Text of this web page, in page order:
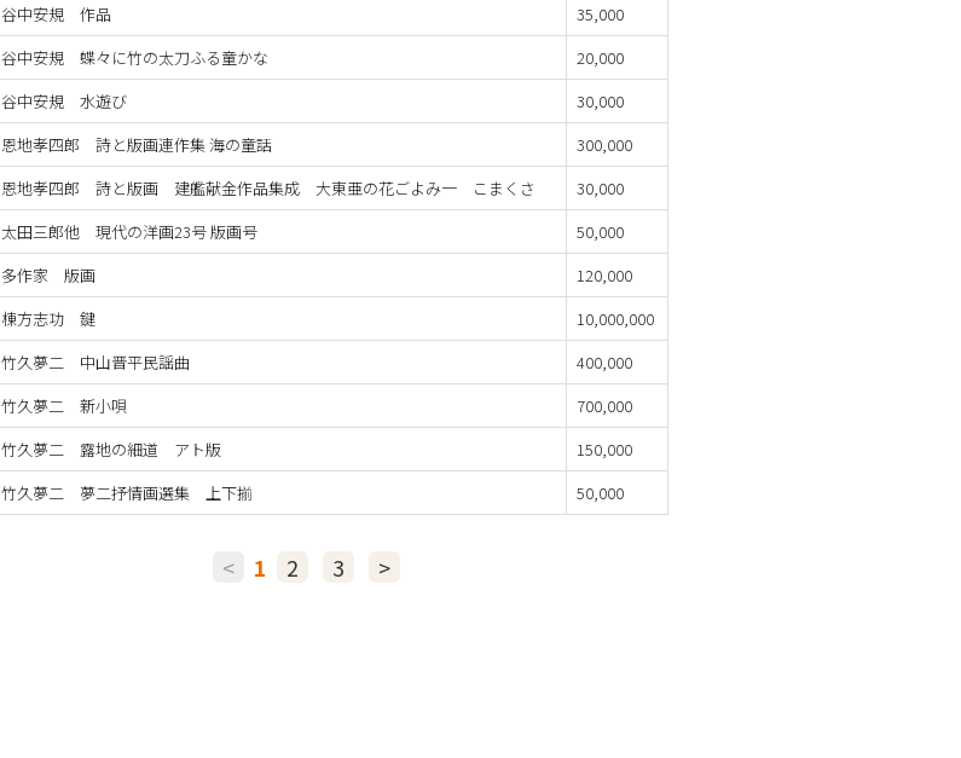
谷中安規 作品
35,000
谷中安規 蝶々に竹の太刀ふる童かな
20,000
谷中安規 水遊び
30,000
恩地孝四郎 詩と版画連作集 海の童話
300,000
恩地孝四郎 詩と版画 建艦献金作品集成 大東亜の花ごよみ一 こまくさ
30,000
太田三郎他 現代の洋画23号 版画号
50,000
多作家 版画
120,000
棟方志功 鍵
10,000,000
竹久夢二 中山晋平民謡曲
400,000
竹久夢二 新小唄
700,000
竹久夢二 露地の細道 アト版
150,000
竹久夢二 夢二抒情画選集 上下揃 50,000
< 1 2 3 >